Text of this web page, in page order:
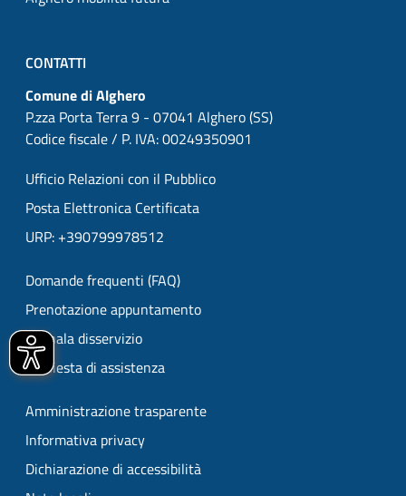
CONTATTI
Comune di Alghero
P.zza Porta Terra 9 - 07041 Alghero (SS)
Codice fiscale / P. IVA: 00249350901
Ufficio Relazioni con il Pubblico
Posta Elettronica Certificata
URP: +390799978512
Domande frequenti (FAQ)
Prenotazione appuntamento
Segnala disservizio
Richiesta di assistenza
Amministrazione trasparente
Informativa privacy
Dichiarazione di accessibilità